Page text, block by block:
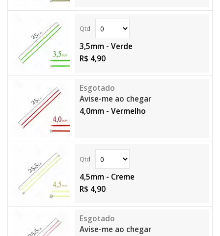
3,5mm - Verde
R$ 4,90
Avise-me ao chegar
4,0mm - Vermelho
4,5mm - Creme
R$ 4,90
Avise-me ao chegar